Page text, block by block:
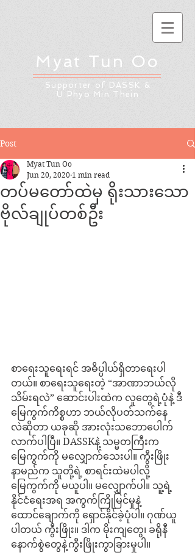
Myat Tun Oo
Supporter of DASSK &
U Phyo Min Thein
Post
တပ်မတော်ထဲမှ ရိုးသားသော
ဗိုလ်ချုပ်တစ်ဦး
Myat Tun Oo
Jun 20, 2020 1 min read
စာရေးသူရေးရင် အဓိပ္ပါယ်ရှိတာရေးပါ
တယ်။ စာရေးသူရေးတဲ့ “အာဏာဘယ်လို
သိမ်းရလဲ” ဆောင်းပါးထဲက လူတွေရဲ့ပုံနဲ့ ဒီ
မြေကွက်ကိစ္စဟာ ဘယ်လိုပတ်သက်နေ
လဲဆိုတာ ယခုဆို အားလုံးသဘောပေါက်
လာက်ပါပြီ။ DASSKနဲ့ သမ္မတကြီးက
မြေကွက်ကို မလျှောက်သေးပါ။ ကွီးဖြိုး
နာမည်က သူတို့ရဲ့ စာရင်းထဲမပါလို့
မြေကွက်ကို မယူပါ။ မလျှောက်ပါ။ သူ့ရဲ့
နိုင်ငံ​ရေးအရ အကွက်ကြိုမြင်မှုနဲ့
ထောင်ချောက်ကို ရှောင်နိုင်ခဲ့ပုံပါ။ ဂုဏ်ယူ
ပါတယ် ကွီးဖြိုး။ ဒါက မိုးကျတွေ၊ ခရိုနီ
နောက်စွဲတွေနဲ့ကွီးဖြိုးကွာခြားမှုပါ။